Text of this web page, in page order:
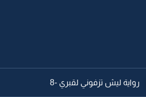
رواية ليش تزفوني لقبري -7